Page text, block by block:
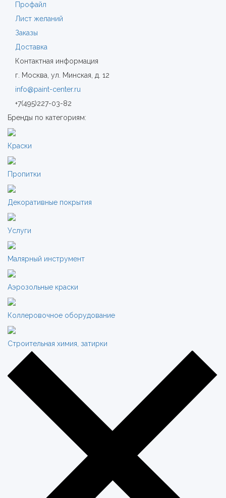
Профайл
Лист желаний
Заказы
Доставка
Контактная информация
г. Москва, ул. Минская, д. 12
info@paint-center.ru
+7(495)227-03-82
Бренды по категориям:
Краски
Пропитки
Декоративные покрытия
Услуги
Малярный инструмент
Аэрозольные краски
Коллеровочное оборудование
Строительная химия, затирки